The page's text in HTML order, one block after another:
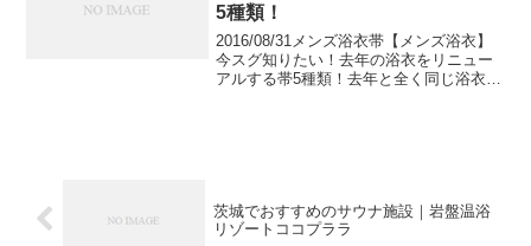
5種類！
2016/08/31メンズ浴衣帯【メンズ浴衣】
今スグ知りたい！去年の浴衣をリニュー
アルする帯5種類！去年と全く同じ浴衣じ
茨城でおすすめのサウナ施設｜岩盤温浴
リゾートココプララ